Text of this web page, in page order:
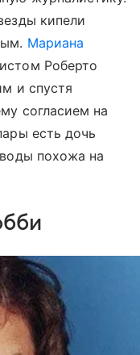
кипели
Мариана
Роберто
и спустя
согласием на
есть дочь
похожа на